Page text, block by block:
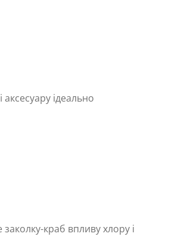
ідеально
краб впливу хлору і